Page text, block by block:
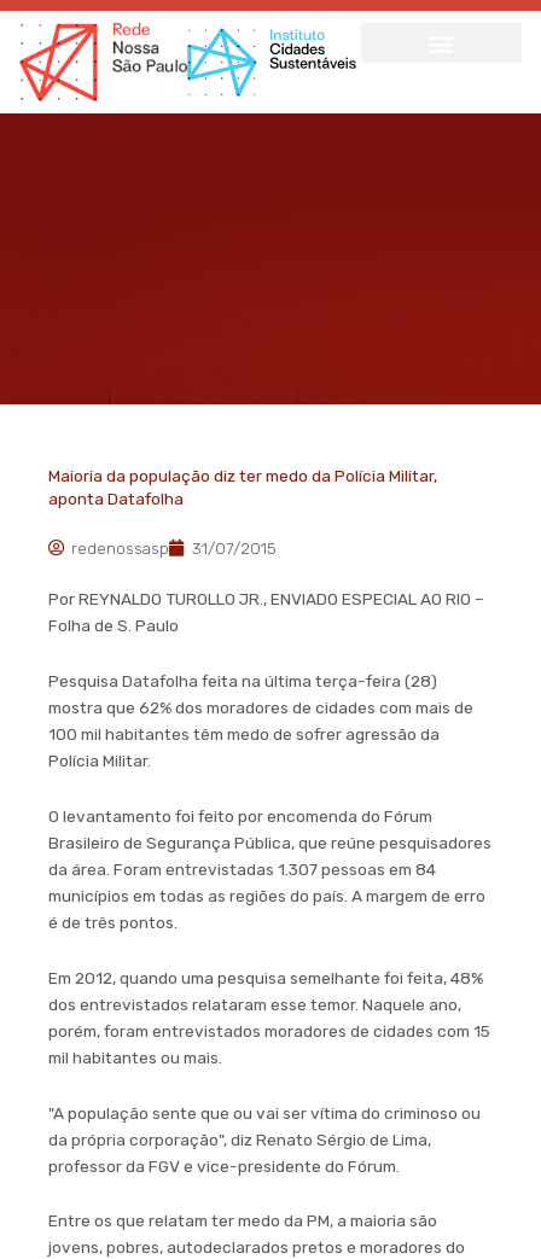
Ir
para
conteúdo
Maioria da população diz ter medo da Polícia Militar,
aponta Datafolha
redenossasp 31/07/2015
Por REYNALDO TUROLLO JR., ENVIADO ESPECIAL AO RIO –
Folha de S. Paulo
Pesquisa Datafolha feita na última terça-feira (28)
mostra que 62% dos moradores de cidades com mais de
100 mil habitantes têm medo de sofrer agressão da
Polícia Militar.
O levantamento foi feito por encomenda do Fórum
Brasileiro de Segurança Pública, que reúne pesquisadores
da área. Foram entrevistadas 1.307 pessoas em 84
municípios em todas as regiões do país. A margem de erro
é de três pontos.
Em 2012, quando uma pesquisa semelhante foi feita, 48%
dos entrevistados relataram esse temor. Naquele ano,
porém, foram entrevistados moradores de cidades com 15
mil habitantes ou mais.
"A população sente que ou vai ser vítima do criminoso ou
da própria corporação", diz Renato Sérgio de Lima,
professor da FGV e vice-presidente do Fórum.
Entre os que relatam ter medo da PM, a maioria são
jovens, pobres, autodeclarados pretos e moradores do